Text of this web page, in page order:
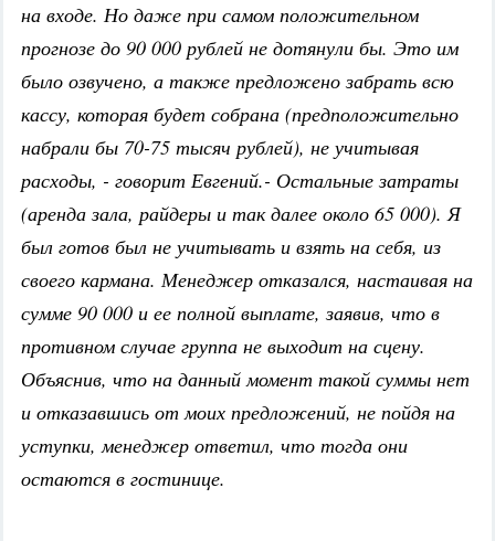
на входе. Но даже при самом положительном
прогнозе до 90 000 рублей не дотянули бы. Это им
было озвучено, а также предложено забрать всю
кассу, которая будет собрана (предположительно
набрали бы 70-75 тысяч рублей), не учитывая
расходы, - говорит Евгений.- Остальные затраты
(аренда зала, райдеры и так далее около 65 000). Я
был готов был не учитывать и взять на себя, из
своего кармана. Менеджер отказался, настаивая на
сумме 90 000 и ее полной выплате, заявив, что в
противном случае группа не выходит на сцену.
Объяснив, что на данный момент такой суммы нет
и отказавшись от моих предложений, не пойдя на
уступки, менеджер ответил, что тогда они
остаются в гостинице.